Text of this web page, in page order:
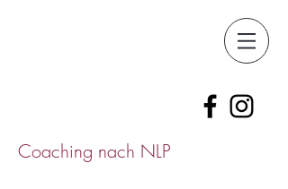
Coaching nach NLP